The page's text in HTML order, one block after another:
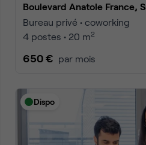
Boulevard Anatole France,
Bureau privé • coworking
4 postes • 20 m2
650 € par mois
Dispo